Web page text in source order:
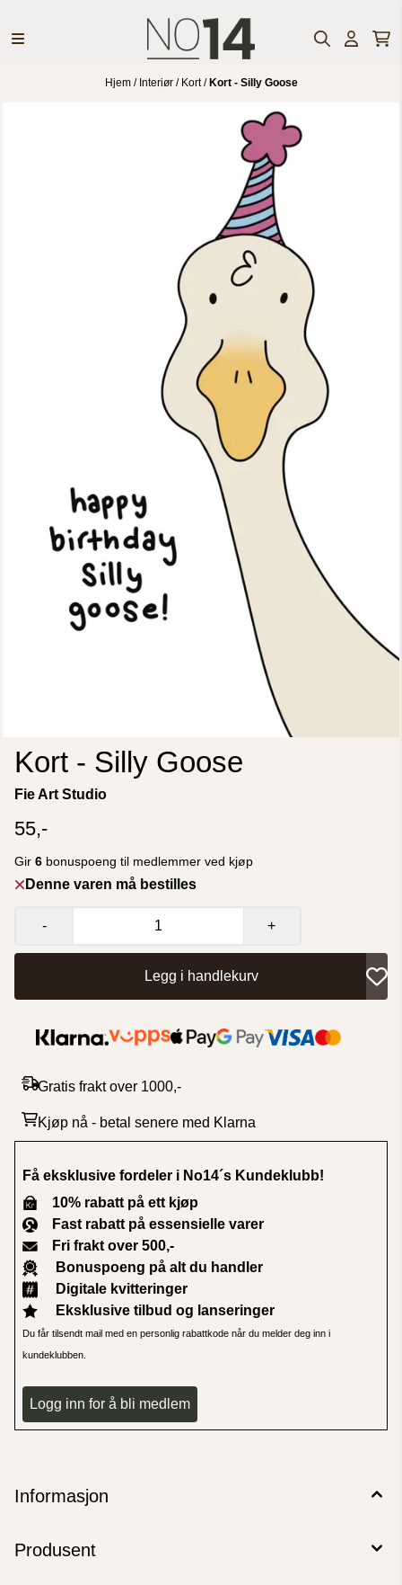
Hjem / Interiør / Kort/Kort - Silly Goose
Kort - Silly Goose
Fie Art Studio
55,-
Gir 6 bonuspoeng til medlemmer ved kjøp
Denne varen må bestilles
- +
Legg i handlekurv
Gratis frakt over 1000,-
Kjøp nå - betal senere med Klarna
Få eksklusive fordeler i No14´s Kundeklubb!
10% rabatt på ett kjøp
Fast rabatt på essensielle varer
Fri frakt over 500,-
Bonuspoeng på alt du handler
Digitale kvitteringer
Eksklusive tilbud og lanseringer
Du får tilsendt mail med en personlig rabattkode når du melder deg inn i
kundeklubben.
Logg inn for å bli medlem
Informasjon
Produsent